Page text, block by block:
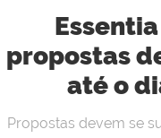
propostas
até o
Propostas devem se